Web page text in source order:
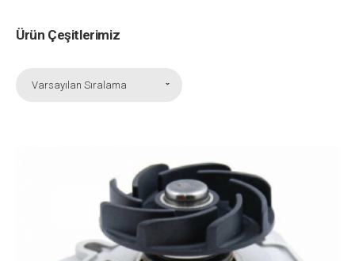
Ürün Çeşitlerimiz
Varsayılan Sıralama